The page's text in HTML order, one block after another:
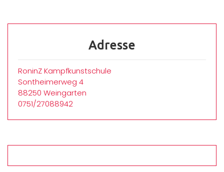
Adresse
RoninZ Kampfkunstschule
Sontheimerweg 4
88250 Weingarten
0751/27088942